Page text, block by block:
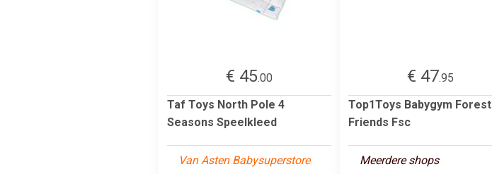
€ 45.00
Taf Toys North Pole 4
Seasons Speelkleed
Van Asten Babysuperstore
€ 47.95
Top1Toys Babygym Forest
Friends Fsc
Meerdere shops